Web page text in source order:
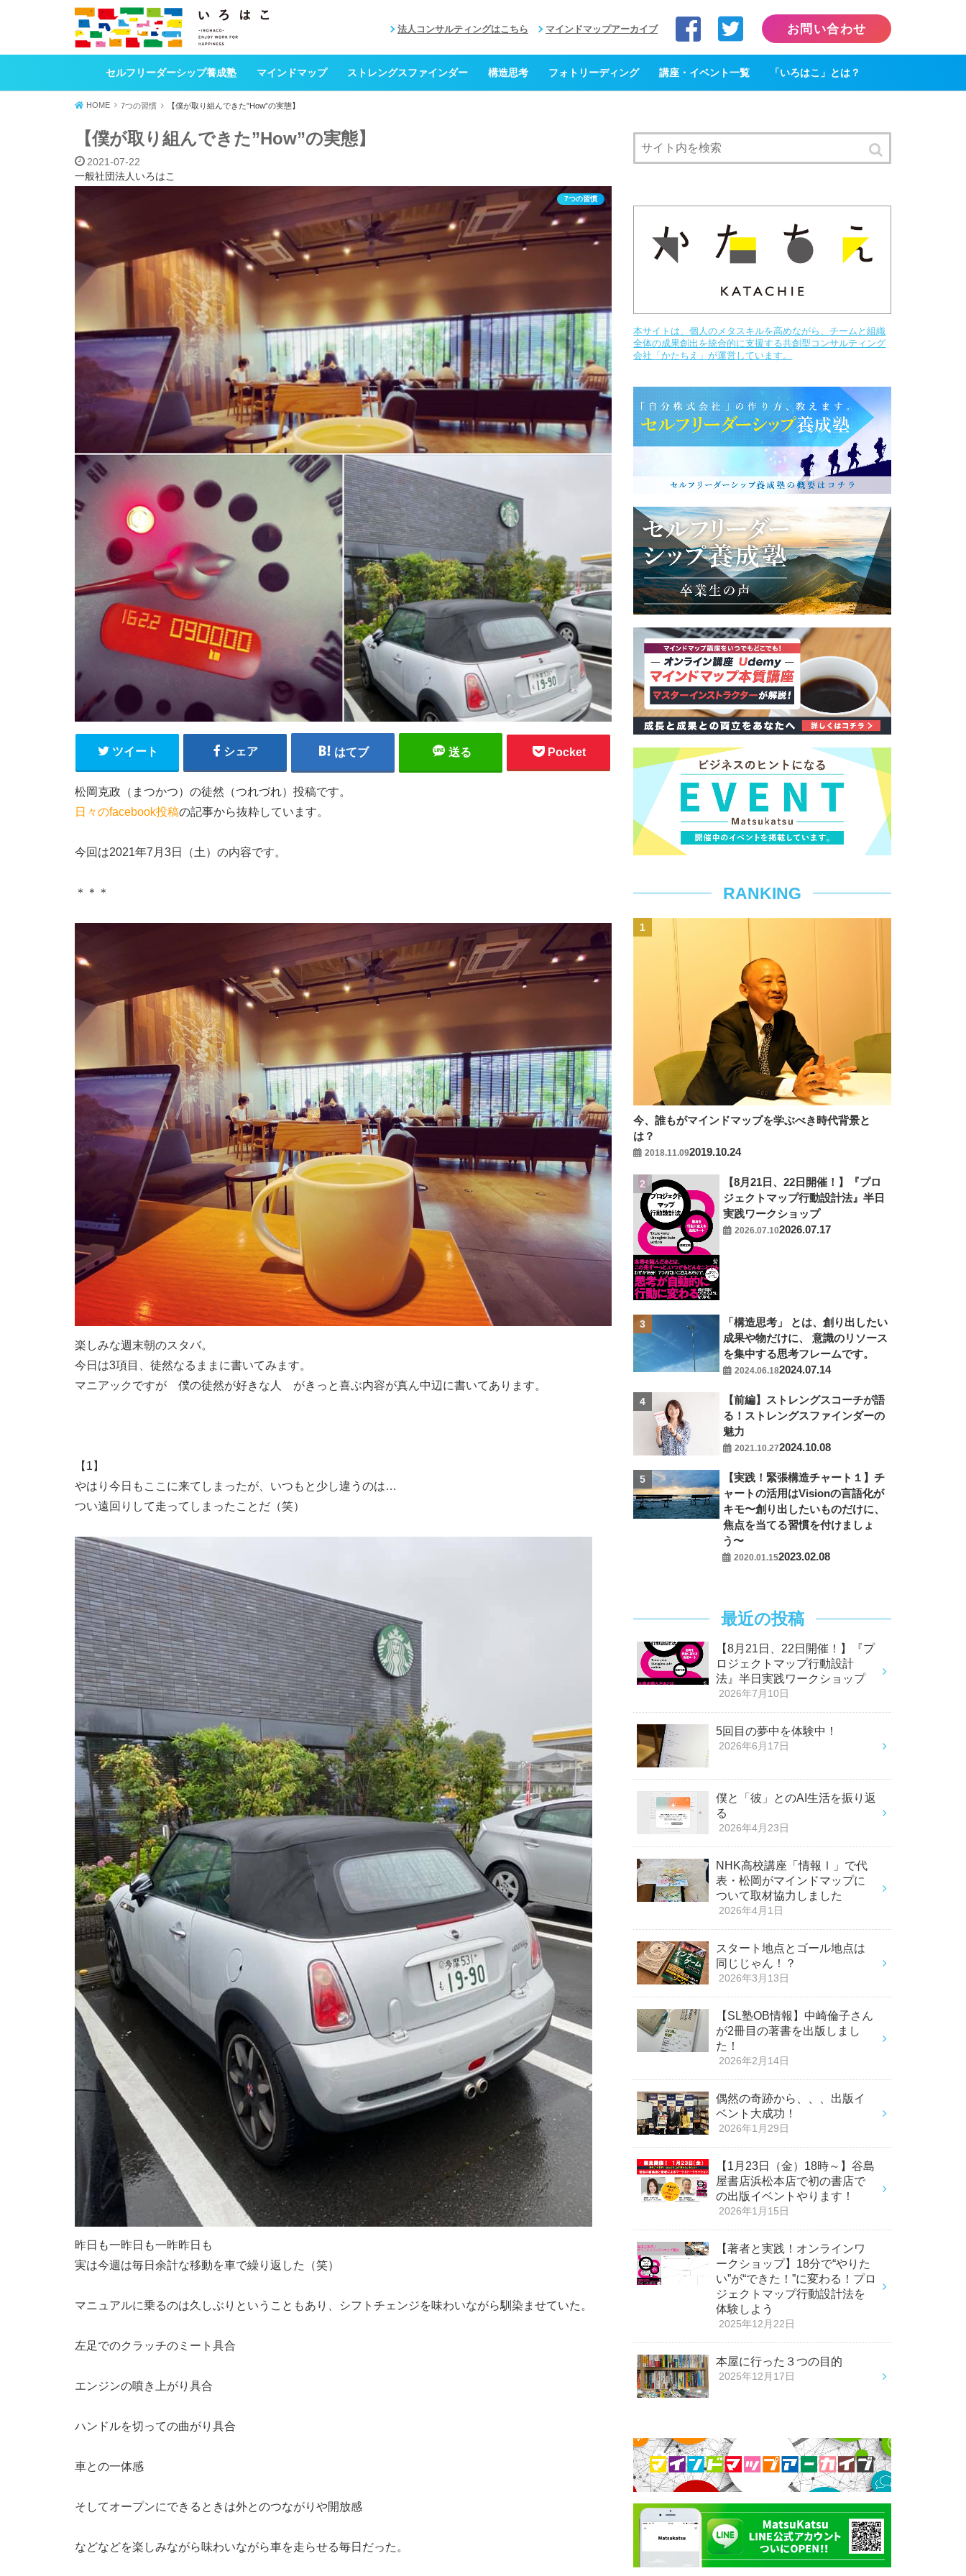
お問い合わせ
法人コンサルティングはこちら マインドマップアーカイブ
セルフリーダーシップ養成塾 マインドマップ ストレングスファインダー 構造思考 フォトリーディング 講座・イベント一覧 「いろはこ」とは？
HOME 7つの習慣 【僕が取り組んできた”How”の実態】
【僕が取り組んできた”How”の実態】
2021-07-22
一般社団法人いろはこ
7つの習慣
ツイート シェア はてブ 送る Pocket
松岡克政（まつかつ）の徒然（つれづれ）投稿です。
日々のfacebook投稿の記事から抜粋しています。
今回は2021年7月3日（土）の内容です。
＊＊＊
楽しみな週末朝のスタバ。
今日は3項目、徒然なるままに書いてみます。
マニアックですが 僕の徒然が好きな人 がきっと喜ぶ内容が真ん中辺に書いてあります。
【1】
やはり今日もここに来てしまったが、いつもと少し違うのは…
つい遠回りして走ってしまったことだ（笑）
昨日も一昨日も一昨昨日も
実は今週は毎日余計な移動を車で繰り返した（笑）
マニュアルに乗るのは久しぶりということもあり、シフトチェンジを味わいながら馴染ませていた。
左足でのクラッチのミート具合
エンジンの噴き上がり具合
ハンドルを切っての曲がり具合
車との一体感
そしてオープンにできるときは外とのつながりや開放感
などなどを楽しみながら味わいながら車を走らせる毎日だった。
本サイトは、個人のメタスキルを高めながら、チームと組織
全体の成果創出を統合的に支援する共創型コンサルティング
会社「かたちえ」が運営しています。
RANKING
今、誰もがマインドマップを学ぶべき時代背景と
は？
2018.11.092019.10.24
【8月21日、22日開催！】『プロ
ジェクトマップ行動設計法』半日
実践ワークショップ
2026.07.102026.07.17
「構造思考」 とは、創り出したい
成果や物だけに、 意識のリソース
を集中する思考フレームです。
2024.06.182024.07.14
【前編】ストレングスコーチが語
る！ストレングスファインダーの
魅力
2021.10.272024.10.08
【実践！緊張構造チャート１】チ
ャートの活用はVisionの言語化が
キモ〜創り出したいものだけに、
焦点を当てる習慣を付けましょ
う〜
2020.01.152023.02.08
最近の投稿
【8月21日、22日開催！】『プ
ロジェクトマップ行動設計
法』半日実践ワークショップ
2026年7月10日
5回目の夢中を体験中！
2026年6月17日
僕と「彼」とのAI生活を振り返
る
2026年4月23日
NHK高校講座「情報Ⅰ」で代
表・松岡がマインドマップに
ついて取材協力しました
2026年4月1日
スタート地点とゴール地点は
同じじゃん！？
2026年3月13日
【SL塾OB情報】中崎倫子さん
が2冊目の著書を出版しまし
た！
2026年2月14日
偶然の奇跡から、、、出版イ
ベント大成功！
2026年1月29日
【1月23日（金）18時～】谷島
屋書店浜松本店で初の書店で
の出版イベントやります！
2026年1月15日
【著者と実践！オンラインワ
ークショップ】18分で“やりた
い”が“できた！”に変わる！プロ
ジェクトマップ行動設計法を
体験しよう
2025年12月22日
本屋に行った３つの目的
2025年12月17日